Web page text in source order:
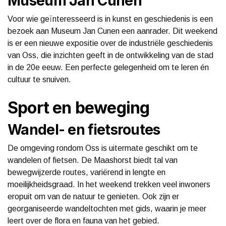
Voor wie geïnteresseerd is in kunst en geschiedenis is een
bezoek aan Museum Jan Cunen een aanrader. Dit weekend
is er een nieuwe expositie over de industriële geschiedenis
van Oss, die inzichten geeft in de ontwikkeling van de stad
in de 20e eeuw. Een perfecte gelegenheid om te leren én
cultuur te snuiven.
Sport en beweging
Wandel- en fietsroutes
De omgeving rondom Oss is uitermate geschikt om te
wandelen of fietsen. De Maashorst biedt tal van
bewegwijzerde routes, variërend in lengte en
moeilijkheidsgraad. In het weekend trekken veel inwoners
eropuit om van de natuur te genieten. Ook zijn er
georganiseerde wandeltochten met gids, waarin je meer
leert over de flora en fauna van het gebied.